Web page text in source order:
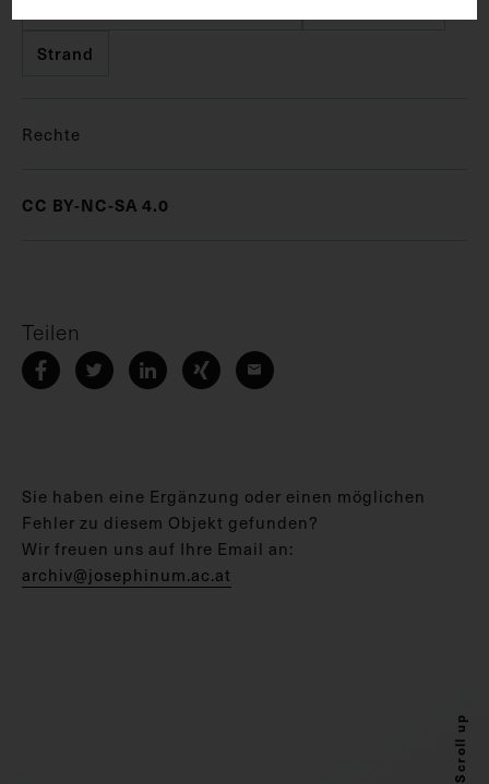
Strand
Rechte
CC BY-NC-SA 4.0
Teilen
Sie haben eine Ergänzung oder einen möglichen
Fehler zu diesem Objekt gefunden?
Wir freuen uns auf Ihre Email an:
archiv@josephinum.ac.at
Scroll up